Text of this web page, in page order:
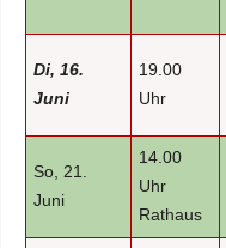
Di, 16.
Juni
19.00
Uhr
So, 21.
Juni
14.00
Uhr
Rathaus